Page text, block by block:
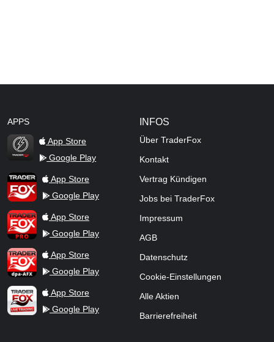
APPS
TraderFox Flash
App Store
Google Play
TraderFox AppApp Store
Google Play
TraderFox ProApp Store
Google Play
TraderFox dpa-AFX ProFeed
App Store
Google Play
TraderFox Live Trading
App Store
Google Play
INFOS
Über TraderFox
Kontakt
Vertrag Kündigen
Jobs bei TraderFox
Impressum
AGB
Datenschutz
Cookie-Einstellungen
Alle Aktien
Barrierefreiheit